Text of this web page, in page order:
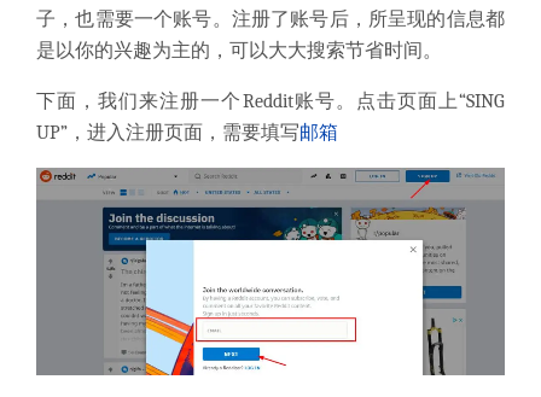
子，也需要一个账号。注册了账号后，所呈现的信息都
是以你的兴趣为主的，可以大大搜索节省时间。
下面，我们来注册一个Reddit账号。点击页面上“SING
UP”，进入注册页面，需要填写邮箱